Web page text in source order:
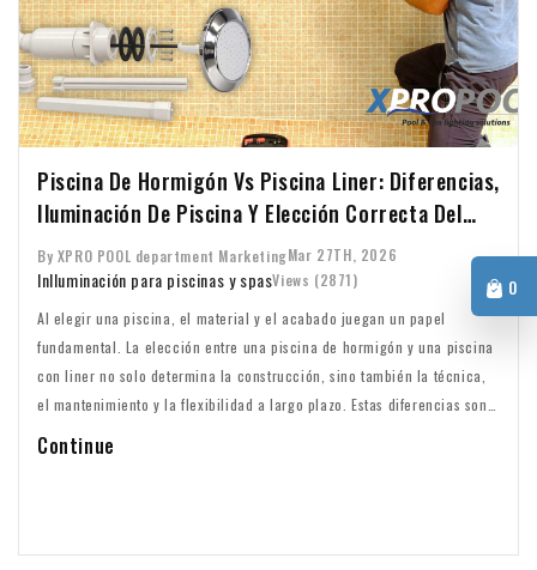
0
Piscina De Hormigón Vs Piscina Liner: Diferencias,
Iluminación De Piscina Y Elección Correcta Del
Nicho
By XPRO POOL department MarketingMar 27TH, 2026
InIluminación para piscinas y spasViews (2871)
Al elegir una piscina, el material y el acabado juegan un papel
fundamental. La elección entre una piscina de hormigón y una piscina
con liner no solo determina la construcción, sino también la técnica,
el mantenimiento y la flexibilidad a largo plazo. Estas diferencias son
especialmente importantes cuando se trata de la iluminación de la
Continue